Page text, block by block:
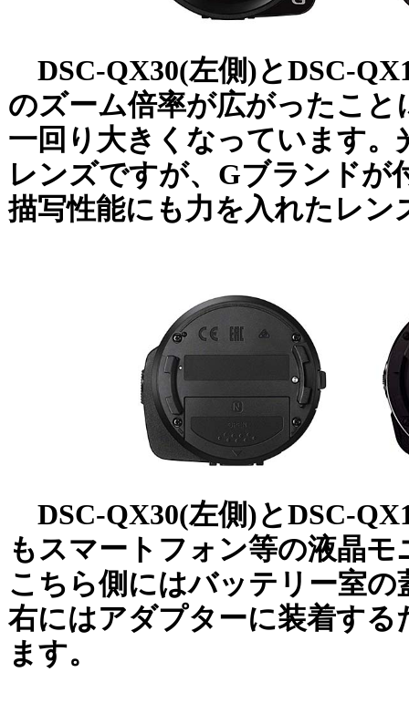
DSC-QX30(左側)とDSC-
のズーム倍率が広がったこ
一回り大きくなっています。
レンズですが、Gブランドが
描写性能にも力を入れたレン
DSC-QX30(左側)とDSC-
もスマートフォン等の液晶
こちら側にはバッテリー室
右にはアダプターに装着す
ます。